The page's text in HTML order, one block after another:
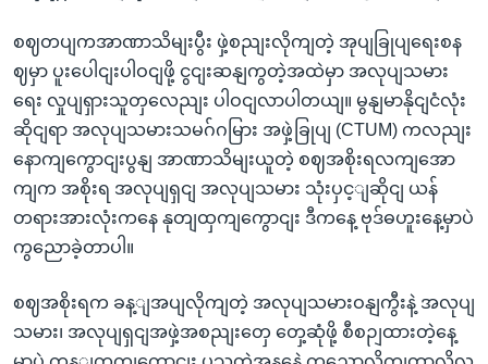
စဈတပျကအာဏာသိမျးပွီး ဖှဲ့စညျးလိုကျတဲ့ အုပျခြုပျရေးစန
ဈမှာ ပူးပေါငျးပါဝငျဖို့ ငွငျးဆနျကွတဲ့အထဲမှာ အလုပျသမား
ရေး လှုပျရှားသူတှလေညျး ပါဝငျလာပါတယျ။ မွနျမာနိုငျငံလုံး
ဆိုငျရာ အလုပျသမားသမဂ်ဂမြား အဖှဲ့ခြုပျ (CTUM) ကလညျး
နောကျကွောငျးပွနျ အာဏာသိမျးယူတဲ့ စဈအစိုးရလကျအော
ကျက အစိုးရ အလုပျရှငျ အလုပျသမား သုံးပှင့ျဆိုငျ ယန်
တရားအားလုံးကနေ နုတျထှကျကွောငျး ဒီကနေ့ ဗုဒ်ဓဟူးနေ့မှာပဲ
ကွညောခဲ့တာပါ။
စဈအစိုးရက ခန့ျအပျလိုကျတဲ့ အလုပျသမားဝနျကွီးနဲ့ အလုပျ
သမား၊ အလုပျရှငျအဖှဲ့အစညျးတှေ တှေ့ဆုံဖို့ စီစဉျထားတဲ့နေ့